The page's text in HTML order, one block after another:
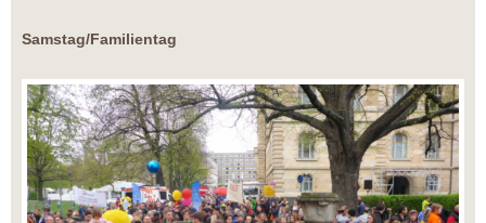
Samstag/Familientag